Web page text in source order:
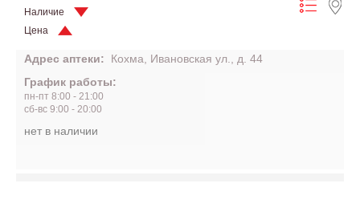
Наличие
Цена
Адрес аптеки:
Кохма, Ивановская ул., д. 44
График работы:
пн-пт 8:00 - 21:00
сб-вс 9:00 - 20:00
нет в наличии